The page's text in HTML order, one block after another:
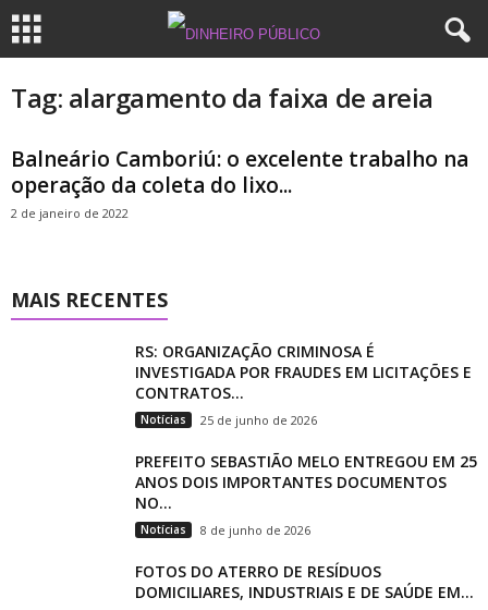
Tag: alargamento da faixa de areia
Balneário Camboriú: o excelente trabalho na
operação da coleta do lixo...
2 de janeiro de 2022
MAIS RECENTES
RS: ORGANIZAÇÃO CRIMINOSA É
INVESTIGADA POR FRAUDES EM LICITAÇÕES E
CONTRATOS...
Notícias 25 de junho de 2026
PREFEITO SEBASTIÃO MELO ENTREGOU EM 25
ANOS DOIS IMPORTANTES DOCUMENTOS
NO...
Notícias 8 de junho de 2026
FOTOS DO ATERRO DE RESÍDUOS
DOMICILIARES, INDUSTRIAIS E DE SAÚDE EM...